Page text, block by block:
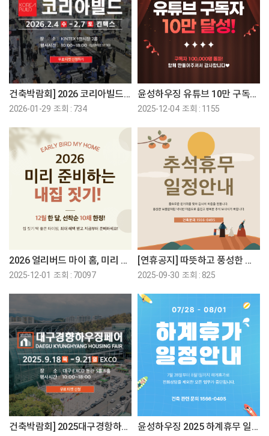
건축박람회] 2026 코리아빌드 참가 안내
2026-01-29 조회 : 734
윤성하우징 유튜브 10만 구독자 달성!
2025-12-04 조회 : 1155
2026 얼리버드 마이 홈, 미리 준비하는 내 집 짓기!
2025-12-01 조회 : 70097
[연휴공지] 따뜻하고 풍성한 한가위보내세요♡
2025-09-30 조회 : 825
건축박람회] 2025대구경항하우징페어에 참가합니다♡ 윤성하우징 2025 하계휴무 일정 공지